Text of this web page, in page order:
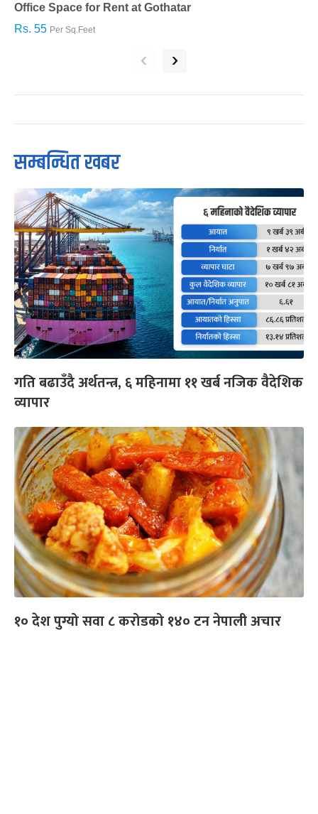
Office Space for Rent at Gothatar
Rs. 55 Per Sq.Feet
‹ ›
सम्बन्धित खबर
गति बढाउँदै अर्थतन्त्र, ६ महिनामा ११ खर्ब नजिक वैदेशिक
व्यापार
१० देश पुग्यो सवा ८ करोडको १४० टन नेपाली अचार